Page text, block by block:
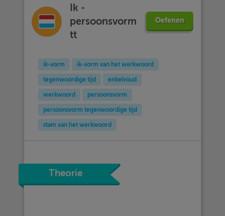
Ik -
persoonsvorm
tt
Oefenen
ik-vorm ik-vorm van het werkwoord
tegenwoordige tijd enkelvoud
werkwoord persoonsvorm
persoonsvorm tegenwoordige tijd
stam van het werkwoord
Theorie